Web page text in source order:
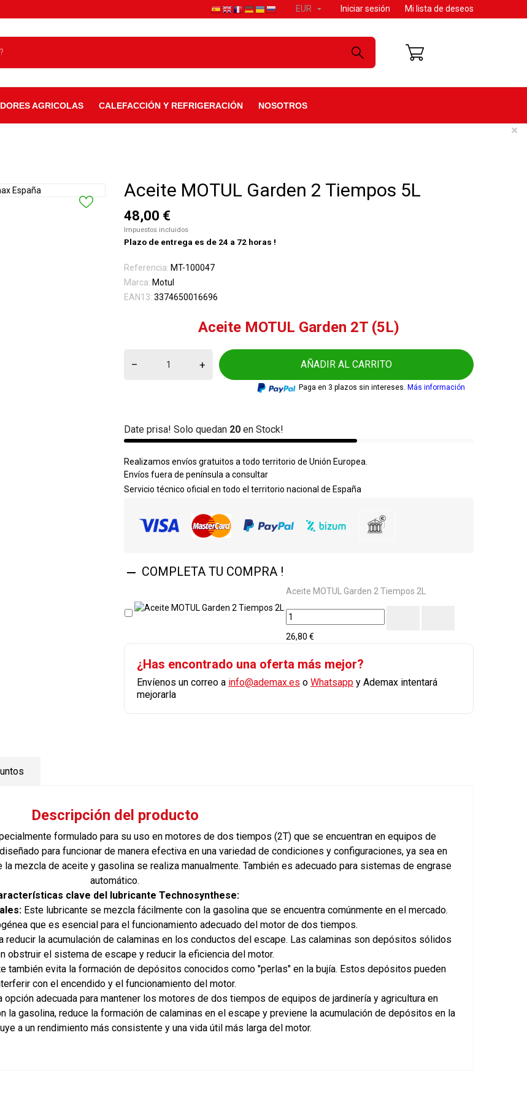
EUR  Iniciar sesión Mi lista de deseos
AGRICOLAS CALEFACCIÓN Y REFRIGERACIÓN NOSOTROS
×
Aceite MOTUL Garden 2 Tiempos 5L
48,00 €
Impuestos incluidos
Plazo de entrega es de 24 a 72 horas !
Referencia: MT-100047
Marca: Motul
EAN13: 3374650016696
Aceite MOTUL Garden 2T (5L)
– + AÑADIR AL CARRITO
Paga en 3 plazos sin intereses. Más información
Date prisa! Solo quedan 20 en Stock!
Realizamos envíos gratuitos a todo territorio de Unión Europea.
Envíos fuera de península a consultar
Servicio técnico oficial en todo el territorio nacional de España
 COMPLETA TU COMPRA !
Aceite MOTUL Garden 2 Tiempos 2L
26,80 €
¿Has encontrado una oferta más mejor?
Envíenos un correo a info@ademax.es o Whatsapp y Ademax intentará
mejorarla
Descripción del producto
formulado para su uso en motores de dos tiempos (2T) que se encuentran en equipos de
para funcionar de manera efectiva en una variedad de condiciones y configuraciones, ya sea en
mezcla de aceite y gasolina se realiza manualmente. También es adecuado para sistemas de engrase
automático.
clave del lubricante Technosynthese:
Este lubricante se mezcla fácilmente con la gasolina que se encuentra comúnmente en el mercado.
que es esencial para el funcionamiento adecuado del motor de dos tiempos.
reducir la acumulación de calaminas en los conductos del escape. Las calaminas son depósitos sólidos
obstruir el sistema de escape y reducir la eficiencia del motor.
también evita la formación de depósitos conocidos como "perlas" en la bujía. Estos depósitos pueden
con el encendido y el funcionamiento del motor.
opción adecuada para mantener los motores de dos tiempos de equipos de jardinería y agricultura en
gasolina, reduce la formación de calaminas en el escape y previene la acumulación de depósitos en la
a un rendimiento más consistente y una vida útil más larga del motor.